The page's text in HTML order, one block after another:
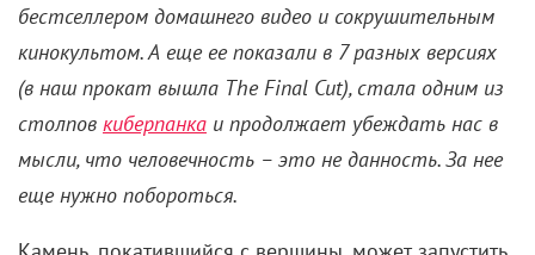
бестселлером домашнего видео и сокрушительным
кинокультом. А еще ее показали в 7 разных версиях
(в наш прокат вышла The Final Cut), стала одним из
столпов киберпанка и продолжает убеждать нас в
мысли, что человечность – это не данность. За нее
еще нужно побороться.